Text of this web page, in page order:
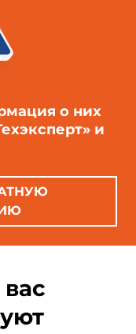
о них
и